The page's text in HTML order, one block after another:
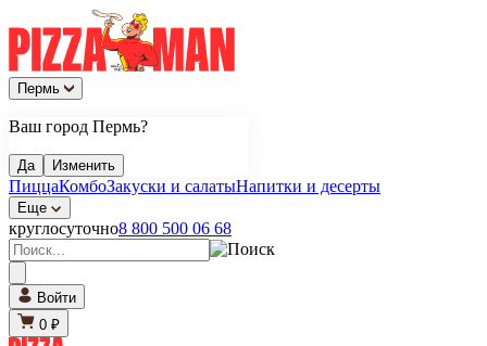
Пермь
Ваш город Пермь?
Да Изменить
ПиццаКомбоЗакуски и салатыНапитки и десерты
Еще
круглосуточно8 800 500 06 68
Войти
0 ₽